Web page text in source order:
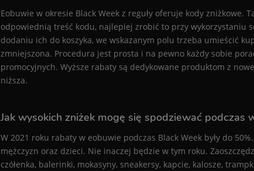
Eobuwie w okresie Black Week z reguły oferuje kody
odpowiednią treść kodu, najlepiej zrobić to przy wykorzystaniu
dodaniu ich do koszyka, we wskazanym polu trzeba umieścić
zmniejszona. Procedura jest prosta i na pewno każdy sobie
promocyjnych. Wyższe rabaty są dedykowane produktom z
niższa.
Jak wysokich zniżek mogę się spodziewać
W 2021 roku rabaty w eobuwie podczas Black Week były do
mężczyzn oraz dzieci. Nie inaczej będzie w tym roku.
czółenka, balerinki, mokasyny, sneakersy, kapcie, kalosze,